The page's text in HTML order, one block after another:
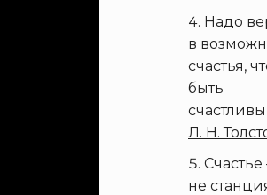
Надо
в
счастья,
быть
Л. Н.
Счастье
не